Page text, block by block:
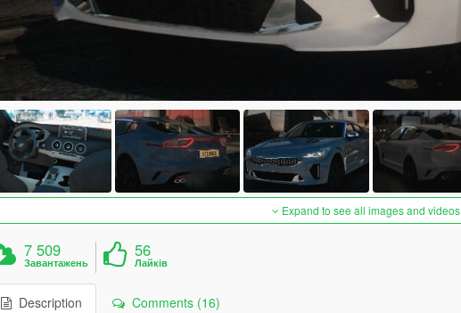
Expand to see all images and videos
7 509
Завантажень
56
Лайків
Description Comments (16)